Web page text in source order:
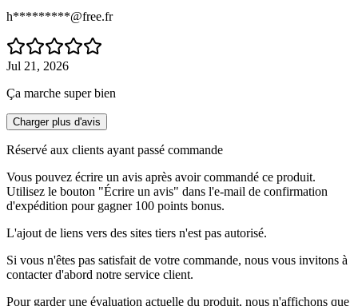
h*********@free.fr
Jul 21, 2026
Ça marche super bien
Charger plus d'avis
Réservé aux clients ayant passé commande
Vous pouvez écrire un avis après avoir commandé ce produit.
Utilisez le bouton "Écrire un avis" dans l'e-mail de confirmation
d'expédition pour gagner 100 points bonus.
L'ajout de liens vers des sites tiers n'est pas autorisé.
Si vous n'êtes pas satisfait de votre commande, nous vous invitons à
contacter d'abord notre service client.
Pour garder une évaluation actuelle du produit, nous n'affichons que